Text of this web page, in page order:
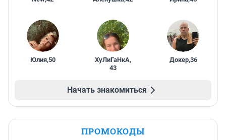
Юлия,50 ХуЛиГаНкА,
43
Докер,36
Начать знакомиться
ПРОМОКОДЫ